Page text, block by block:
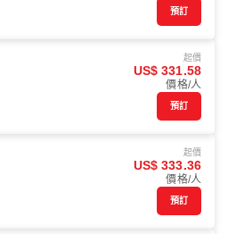
預訂
起價
US$ 331.58
價格/人
預訂
起價
US$ 333.36
價格/人
預訂